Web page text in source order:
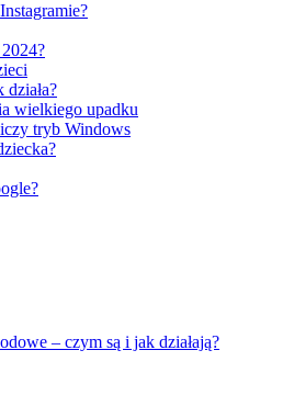
wielkiego upadku
tryb Windows
– czym są i jak działają?